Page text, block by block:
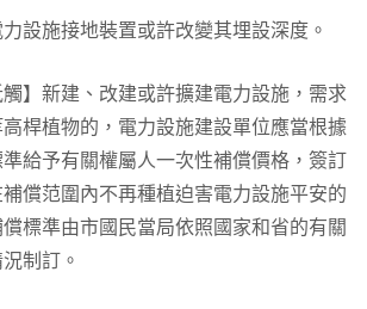
力設施接地裝置或許改變其埋設深度。
】新建、改建或許擴建電力設施，需求
桿植物的，電力設施建設單位應當根據
給予有關權屬人一次性補償價格，簽訂
償范圍內不再種植迫害電力設施平安的
標準由市國民當局依照國家和省的有關
制訂。